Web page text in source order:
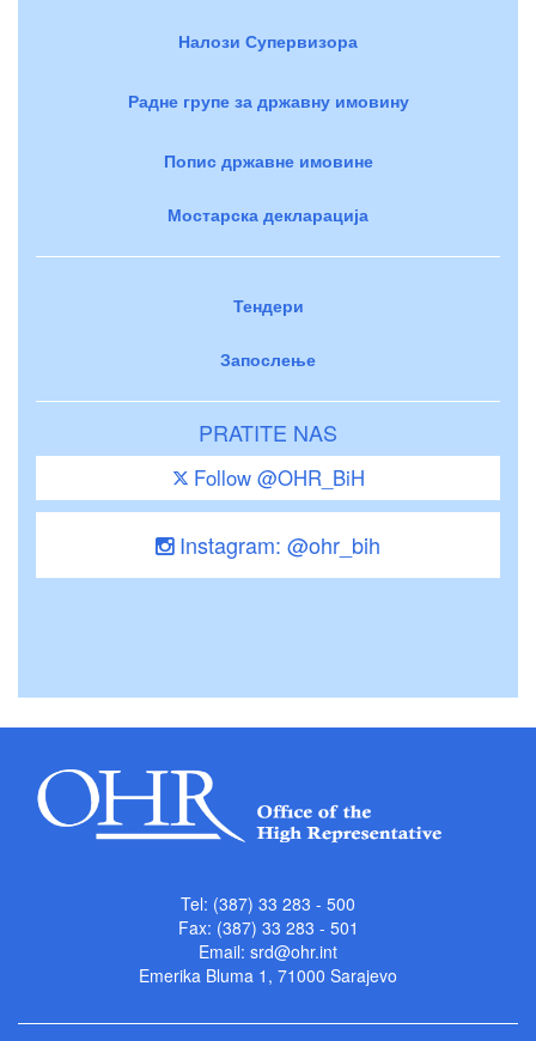
Налози Супервизора
Радне групе за државну имовину
Попис државне имовине
Мостарска декларација
Тендери
Запослење
PRATITE NAS
Follow @OHR_BiH
Instagram: @ohr_bih
Tel: (387) 33 283 - 500
Fax: (387) 33 283 - 501
Email: srd@ohr.int
Emerika Bluma 1, 71000 Sarajevo